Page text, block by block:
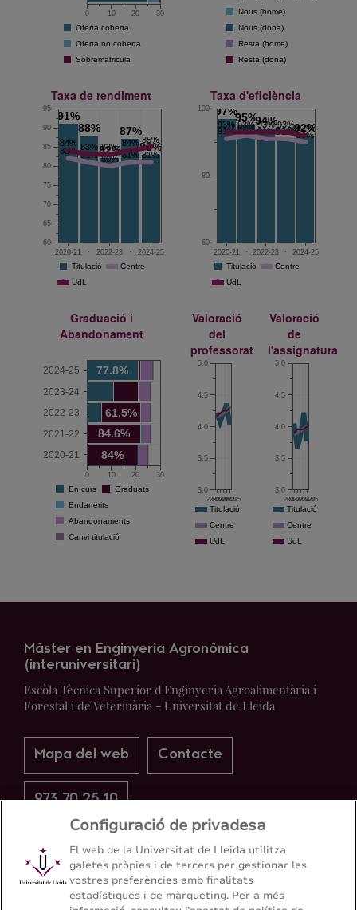
Màster en Enginyeria Agronòmica
(interuniversitari)
Escòla Tècnica Superior d'Enginyeria Agroalimentària i
Forestal i de Veterinària - Universitat de Lleida
Mapa del web Contacte
973 70 25 10
Configuració de privadesa
El web de la Universitat de Lleida utilitza
galetes pròpies i de tercers per gestionar les
vostres preferències amb finalitats
estadístiques i de màrqueting. Per a més